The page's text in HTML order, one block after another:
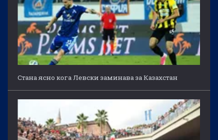
Стана ясно кога Левски заминава за Казахстан